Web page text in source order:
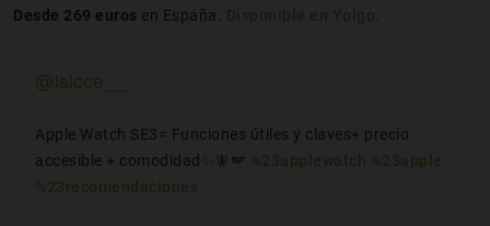
Desde 269 euros en España. Disponible en Yoigo.
@isicce__
Apple Watch SE3= Funciones útiles y claves+ precio
accesible + comodidad✨🧚🪽 %23applewatch %23apple
%23recomendaciones